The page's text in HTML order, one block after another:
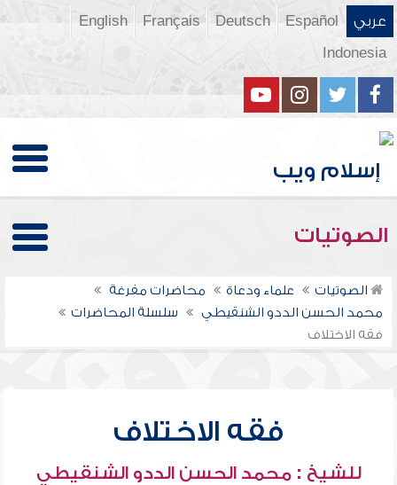
عربي Español
Deutsch
Français
English
Indonesia
الصوتيات
الصوتيات علماء ودعاة
محاضرات مفرغة
محمد الحسن الددو الشنقيطي
سلسلة المحاضرات
فقه الاختلاف
فقه الاختلاف
للشيخ : محمد الحسن الددو الشنقيطي